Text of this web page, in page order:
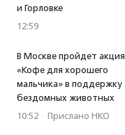
и Горловке
12:59
В Москве пройдет акция
«Кофе для хорошего
мальчика» в поддержку
бездомных животных
10:52 · Прислано НКО